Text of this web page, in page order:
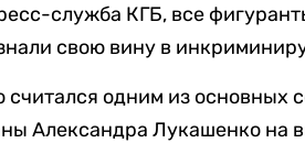
служба КГБ, все
свою вину в
считался одним из основных
Александра Лукашенко на